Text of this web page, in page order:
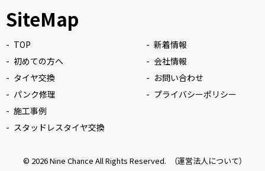
SiteMap
TOP
初めての方へ
タイヤ交換
パンク修理
施工事例
スタッドレスタイヤ交換
新着情報
会社情報
お問い合わせ
プライバシーポリシー
© 2026Nine Chance All Rights Reserved. （運営法人について）